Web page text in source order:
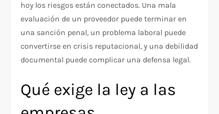
hoy los riesgos están conectados. Una mala
evaluación de un proveedor puede terminar en
una sanción penal, un problema laboral puede
convertirse en crisis reputacional, y una debilidad
documental puede complicar una defensa legal.
Qué exige la ley a las